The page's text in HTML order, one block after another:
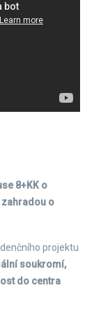
8+KK o
zahradou o
projektu
soukromí,
do centra